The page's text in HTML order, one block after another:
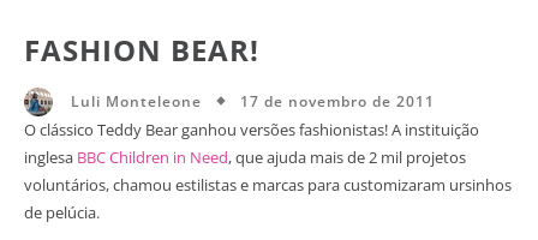
FASHION BEAR!
Luli Monteleone 17 de novembro de 2011
O clássico Teddy Bear ganhou versões fashionistas! A instituição
inglesa BBC Children in Need, que ajuda mais de 2 mil projetos
voluntários, chamou estilistas e marcas para customizaram ursinhos
de pelúcia.